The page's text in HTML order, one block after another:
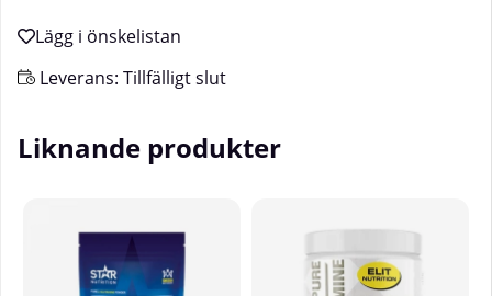
Leverans: Tillfälligt slut
Liknande produkter